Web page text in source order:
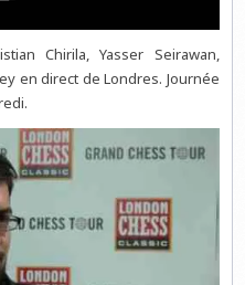
Chirila, Yasser Seirawan,
en direct de Londres. Journée